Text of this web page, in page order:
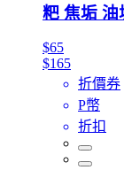
粑 焦垢 油
$65
$165
折價券
P幣
折扣